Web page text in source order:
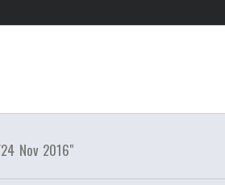
Nov 2016"